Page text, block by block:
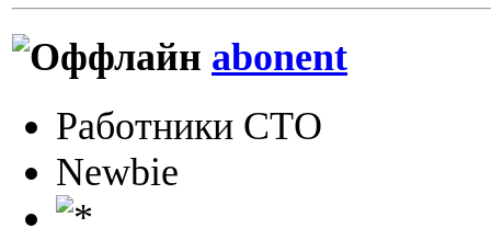
abonent
Работники СТО
Newbie